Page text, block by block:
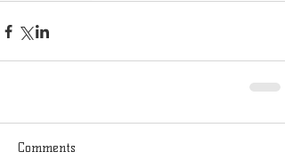
Comments